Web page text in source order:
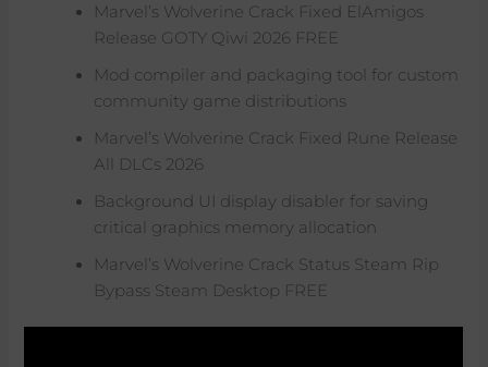
Marvel’s Wolverine Crack Fixed ElAmigos
Release GOTY Qiwi 2026 FREE
Mod compiler and packaging tool for custom
community game distributions
Marvel’s Wolverine Crack Fixed Rune Release
All DLCs 2026
Background UI display disabler for saving
critical graphics memory allocation
Marvel’s Wolverine Crack Status Steam Rip
Bypass Steam Desktop FREE